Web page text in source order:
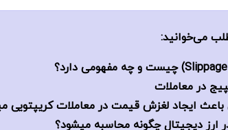
می‌خوانید:
در معاملات
باعث ایجاد لغزش قیمت در معاملات کریپتویی
ارز دیجیتال چگونه محاسبه میشود؟